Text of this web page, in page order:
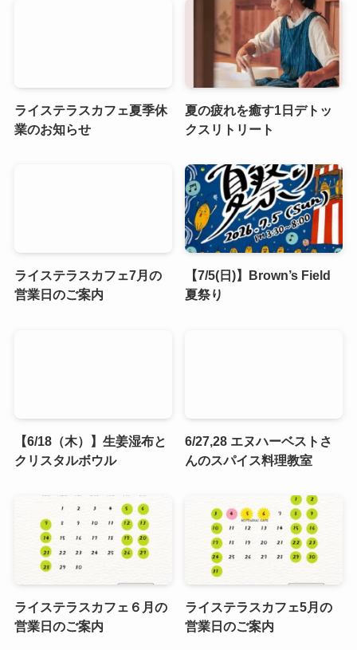
ライステラスカフェ夏季休
業のお知らせ
夏の疲れを癒す1日デトッ
クスリトリート
ライステラスカフェ7月の
営業日のご案内
【7/5(日)】Brown’s Field
夏祭り
【6/18（木）】生姜湿布と
クリスタルボウル
6/27,28 エヌハーベストさ
んのスパイス料理教室
ライステラスカフェ６月の
営業日のご案内
ライステラスカフェ5月の
営業日のご案内